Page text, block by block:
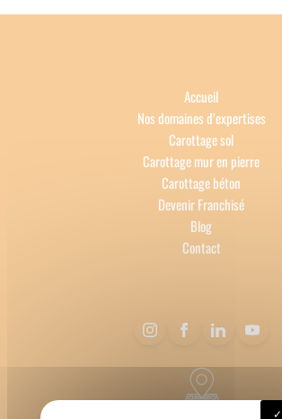
Accueil
Nos domaines d’expertises
Carottage sol
Carottage mur en pierre
Carottage béton
Devenir Franchisé
Blog
Contact